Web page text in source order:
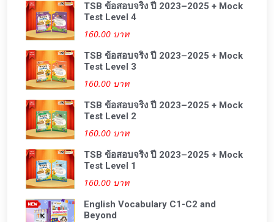
TSB ข้อสอบจริง ปี 2023–2025 + Mock
Test Level 4
160.00 บาท
TSB ข้อสอบจริง ปี 2023–2025 + Mock
Test Level 3
160.00 บาท
TSB ข้อสอบจริง ปี 2023–2025 + Mock
Test Level 2
160.00 บาท
TSB ข้อสอบจริง ปี 2023–2025 + Mock
Test Level 1
160.00 บาท
English Vocabulary C1-C2 and
Beyond